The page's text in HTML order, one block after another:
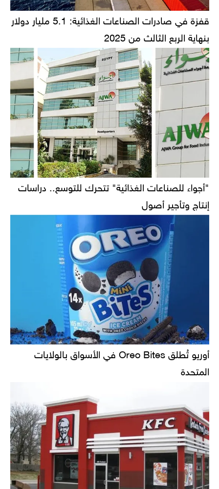
قفزة في صادرات الصناعات الغذائية: 5.1 مليار دولار
بنهاية الربع الثالث من 2025
"أجواء للصناعات الغذائية" تتحرك للتوسع.. دراسات
إنتاج وتأجير أصول
أوريو تُطلق Oreo Bites في الأسواق بالولايات
المتحدة